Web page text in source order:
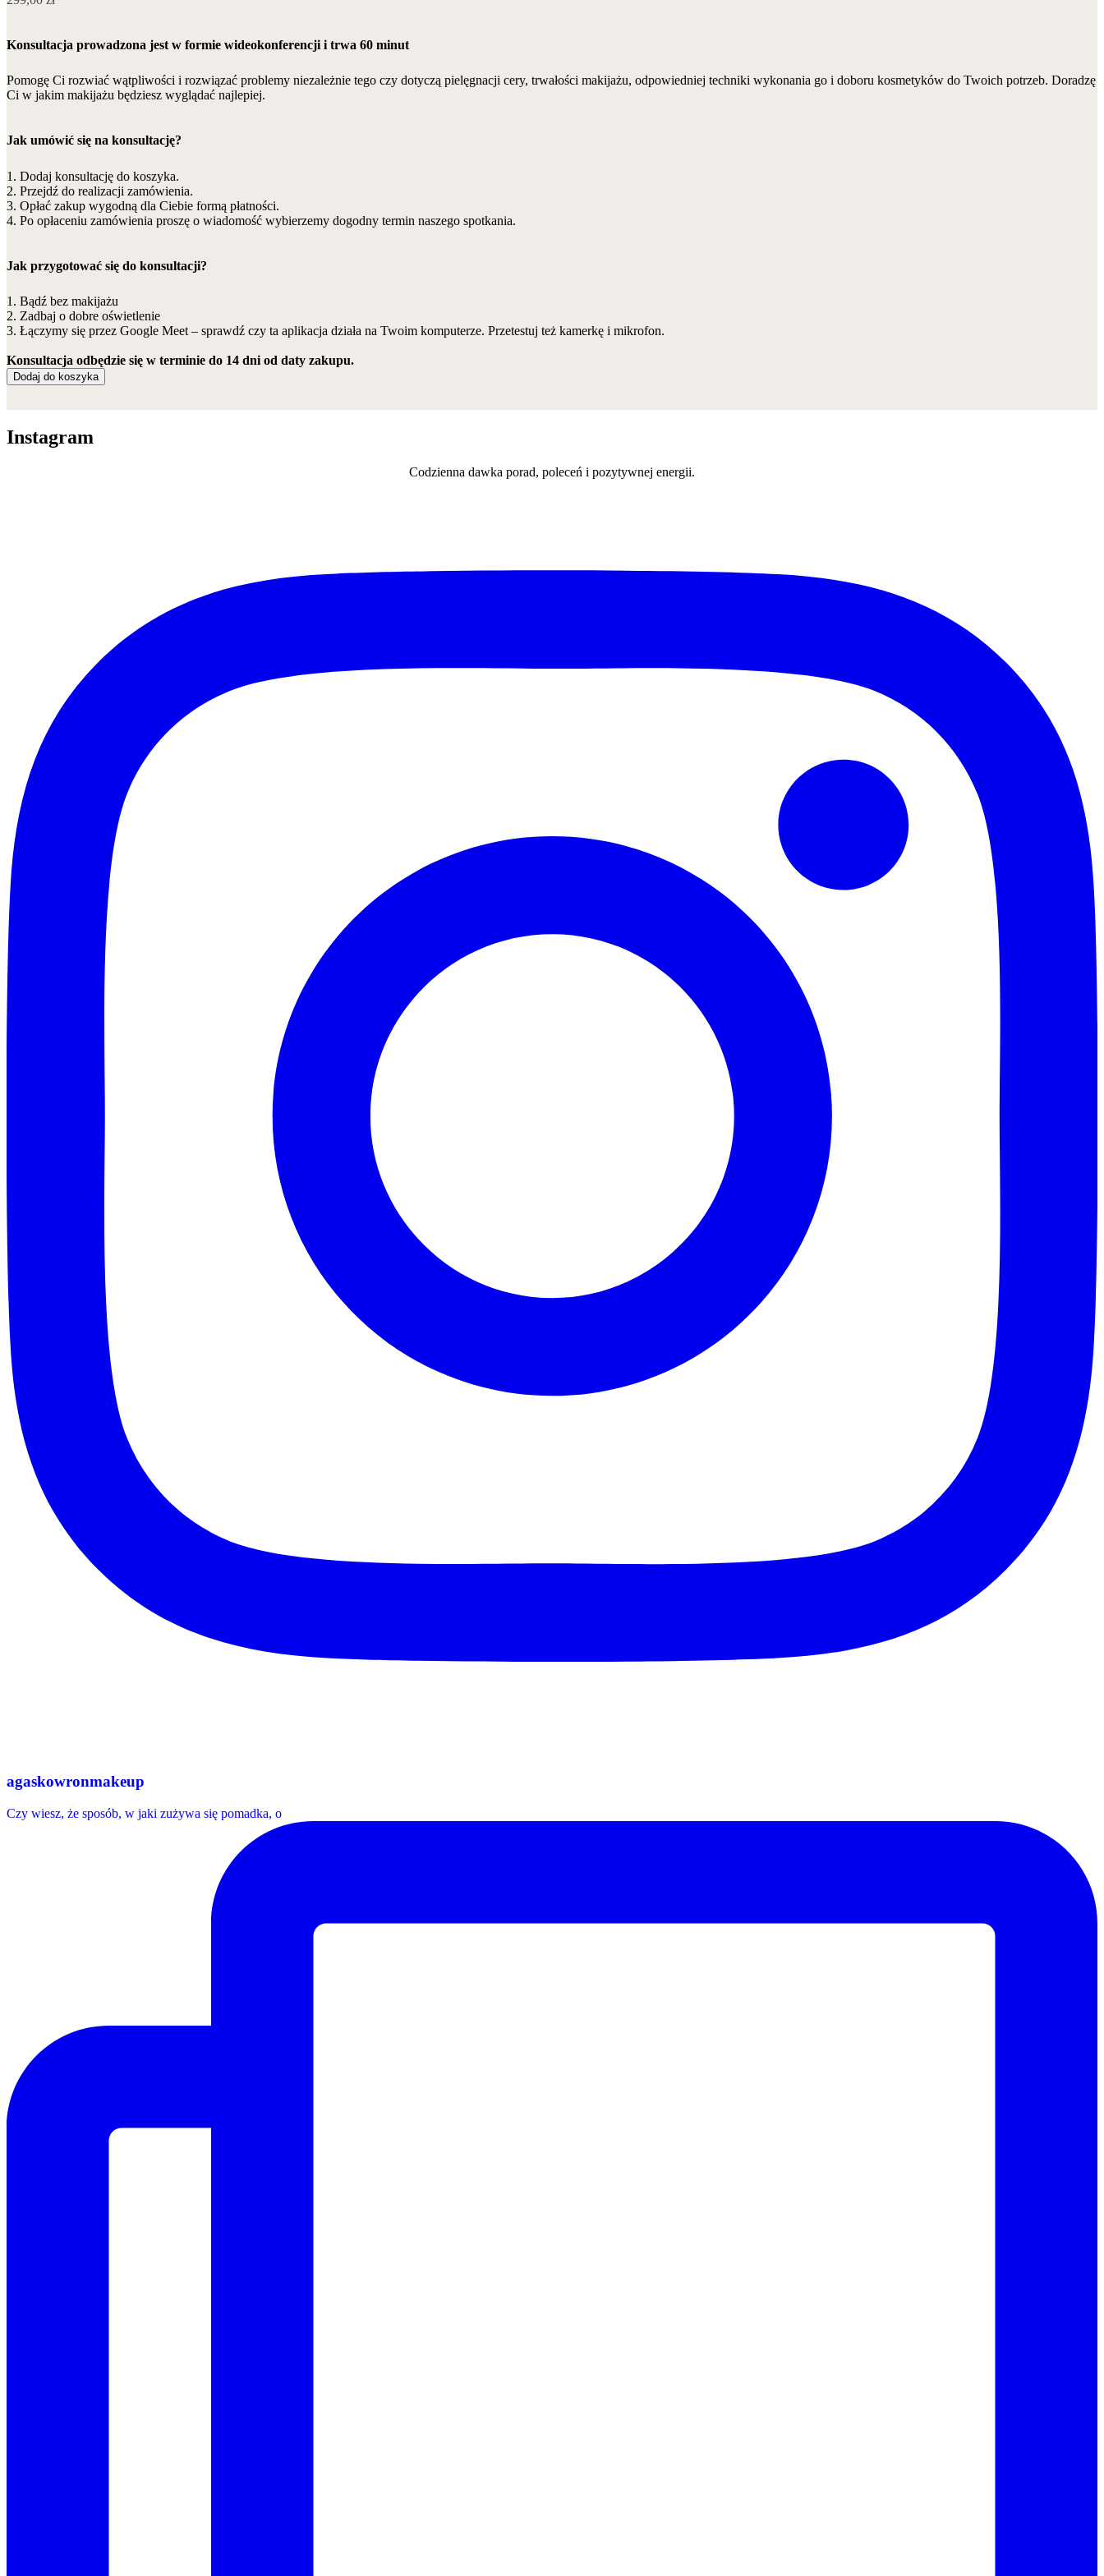
Konsultacja prowadzona jest w formie wideokonferencji i trwa 60 minut
Pomogę Ci rozwiać wątpliwości i rozwiązać problemy niezależnie tego czy dotyczą pielęgnacji cery, trwałości makijażu, odpowiedniej techniki wykonania go i doboru kosmetyków do Twoich potrzeb. Doradzę
Ci w jakim makijażu będziesz wyglądać najlepiej.
Jak umówić się na konsultację?
1. Dodaj konsultację do koszyka.
2. Przejdź do realizacji zamówienia.
3. Opłać zakup wygodną dla Ciebie formą płatności.
4. Po opłaceniu zamówienia proszę o wiadomość wybierzemy dogodny termin naszego spotkania.
Jak przygotować się do konsultacji?
1. Bądź bez makijażu
2. Zadbaj o dobre oświetlenie
3. Łączymy się przez Google Meet – sprawdź czy ta aplikacja działa na Twoim komputerze. Przetestuj też kamerkę i mikrofon.
Konsultacja odbędzie się w terminie do 14 dni od daty zakupu.
Dodaj do koszyka
Instagram
Codzienna dawka porad, poleceń i pozytywnej energii.
agaskowronmakeup
Czy wiesz, że sposób, w jaki zużywa się pomadka, o